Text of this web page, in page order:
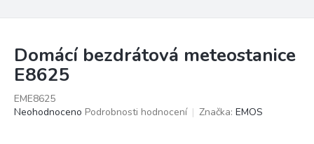
Domácí bezdrátová meteostanice
E8625
EME8625
Průměrné
Neohodnoceno Podrobnosti hodnocení Značka: EMOS